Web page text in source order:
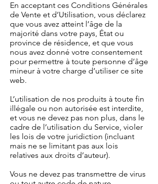
En acceptant ces Conditions Générales
de Vente et d’Utilisation, vous déclarez
que vous avez atteint l’âge de la
majorité dans votre pays, État ou
province de résidence, et que vous
nous avez donné votre consentement
pour permettre à toute personne d’âge
mineur à votre charge d’utiliser ce site
web.
L’utilisation de nos produits à toute fin
illégale ou non autorisée est interdite,
et vous ne devez pas non plus, dans le
cadre de l’utilisation du Service, violer
les lois de votre juridiction (incluant
mais ne se limitant pas aux lois
relatives aux droits d’auteur).
Vous ne devez pas transmettre de virus